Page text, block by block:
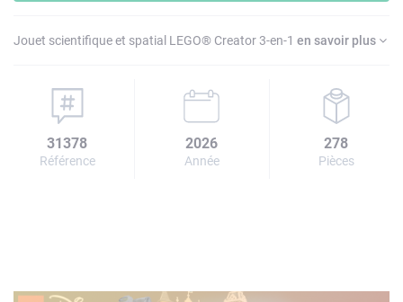
Jouet scientifique et spatial LEGO® Creator 3-en-1 en savoir plus
31378
Référence
2026
Année
278
Pièces